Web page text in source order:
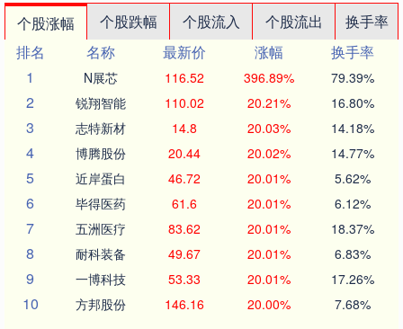
个股涨幅 个股跌幅 个股流入 个股流出
换手率
排名
名称 最新价 涨幅
换手率
1
N展芯 116.52 396.89% 79.39%
2 锐翔智能 110.02 20.21% 16.80%
3 志特新材 14.8 20.03% 14.18%
4 博腾股份 20.44 20.02% 14.77%
5 近岸蛋白 46.72 20.01% 5.62%
6 毕得医药 61.6 20.01% 6.12%
7 五洲医疗 83.62 20.01% 18.37%
8 耐科装备 49.67 20.01% 6.83%
9 一博科技 53.33 20.01% 17.26%
10 方邦股份 146.16 20.00% 7.68%